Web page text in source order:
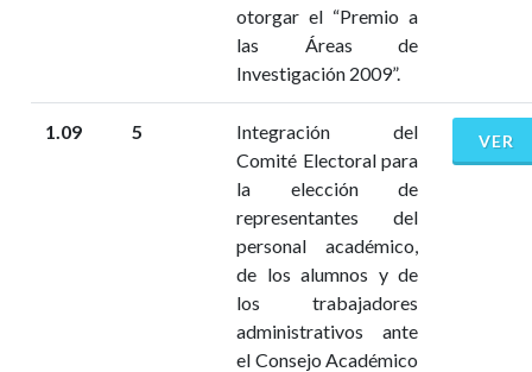
otorgar el “Premio a
las Áreas de
Investigación 2009”.
1.09 5
Integración del
Comité Electoral para
la elección de
representantes del
personal académico,
de los alumnos y de
los trabajadores
administrativos ante
el Consejo Académico
VER